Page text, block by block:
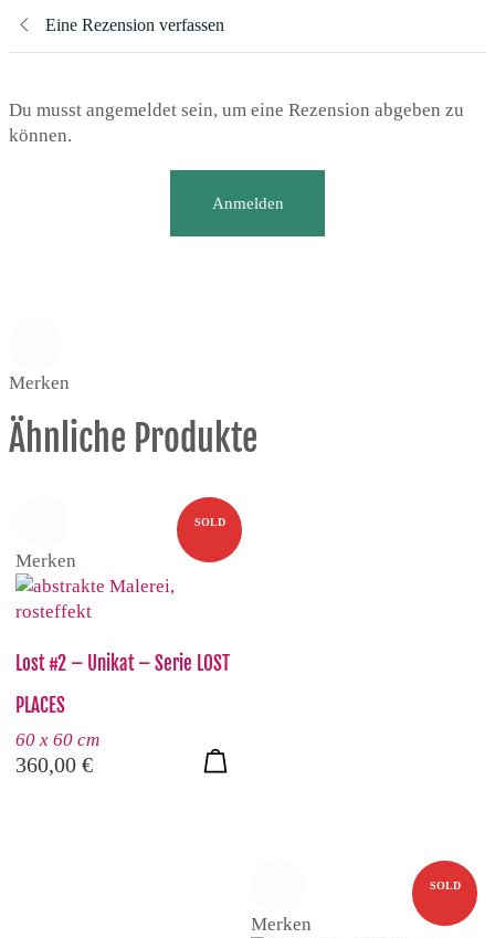
Eine Rezension verfassen
Du musst angemeldet sein, um eine Rezension abgeben zu
können.
Anmelden
Merken
Ähnliche Produkte
SOLD
Merken
Lost #2 – Unikat – Serie LOST
PLACES
60 x 60 cm
360,00 €
SOLD
Merken